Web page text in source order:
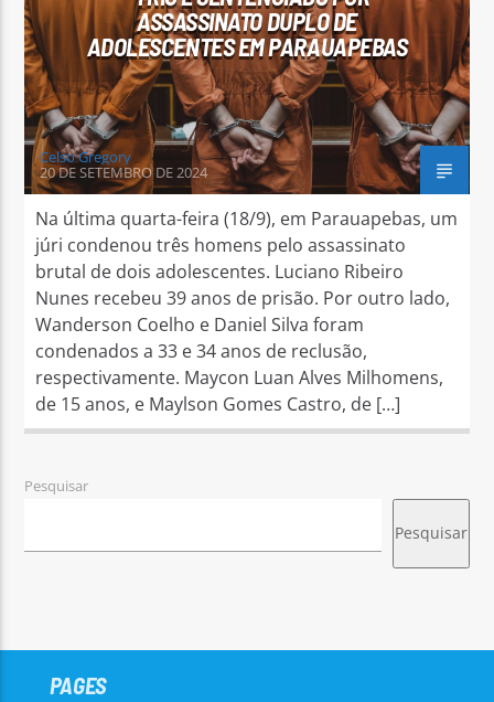
Arara Azul FM
ASSASSINATO DUPLO DE
ADOLESCENTES EM PARAUAPEBAS
Celso Gregory
20 DE SETEMBRO DE 2024
Na última quarta-feira (18/9), em Parauapebas, um
júri condenou três homens pelo assassinato
brutal de dois adolescentes. Luciano Ribeiro
Nunes recebeu 39 anos de prisão. Por outro lado,
Wanderson Coelho e Daniel Silva foram
condenados a 33 e 34 anos de reclusão,
respectivamente. Maycon Luan Alves Milhomens,
de 15 anos, e Maylson Gomes Castro, de […]
Pesquisar
Pesquisar
PAGES